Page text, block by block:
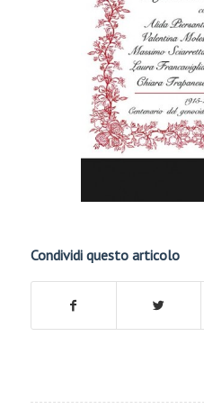
Condividi questo articolo